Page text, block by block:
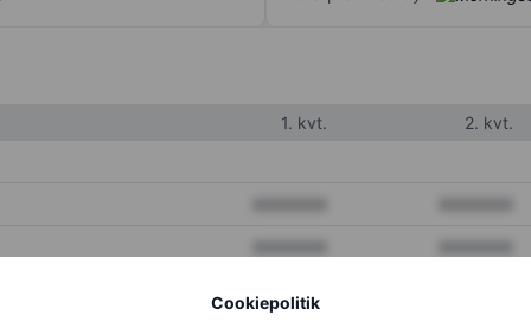
Cookiepolitik
1. kvt. 2. kvt.